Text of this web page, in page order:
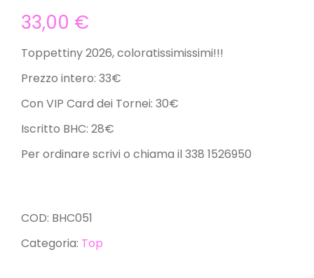
33,00 €
Toppettiny 2026, coloratissimissimi!!!
Prezzo intero: 33€
Con VIP Card dei Tornei: 30€
Iscritto BHC: 28€
Per ordinare scrivi o chiama il 338 1526950
COD: BHC051
Categoria: Top